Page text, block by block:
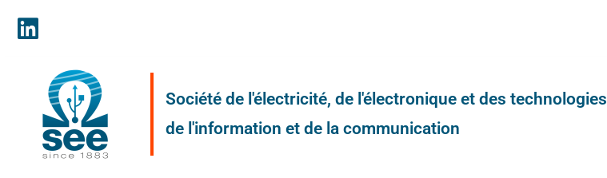
Société de l'électricité, de l'électronique et des technologies
de l'information et de la communication